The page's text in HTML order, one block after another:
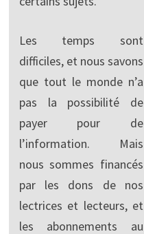
Les temps sont
difficiles, et nous savons
que tout le monde n’a
pas la possibilité de
payer pour de
l’information. Mais
nous sommes financés
par les dons de nos
lectrices et lecteurs, et
les abonnements au